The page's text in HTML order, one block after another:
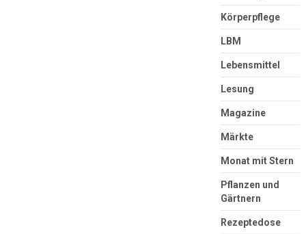
Körperpflege
LBM
Lebensmittel
Lesung
Magazine
Märkte
Monat mit Stern
Pflanzen und
Gärtnern
Rezeptedose